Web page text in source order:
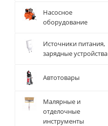
Насосное
оборудование
Источники питания,
зарядные устройства
Автотовары
Малярные и
отделочные
инструменты